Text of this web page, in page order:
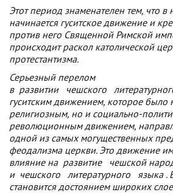
Этот период знаменателен тем, что в
начинается гуситское движение и
против него Священной Римской
происходит раскол католической
протестантизма.
Серьезный перелом
в развитии чешского
гуситским движением, которое было
религиозным, но и социально-
революционным движением,
одной из самых могущественных
феодализма церкви. Это движение
влияние на развитие чешской
и чешского литературного языка .
становится достоянием широких